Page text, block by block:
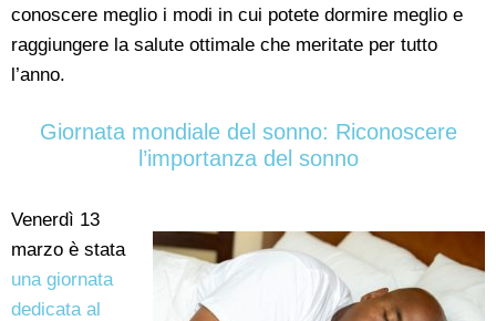
conoscere meglio i modi in cui potete dormire meglio e
raggiungere la salute ottimale che meritate per tutto
l’anno.
Giornata mondiale del sonno: Riconoscere
l’importanza del sonno
Venerdì 13
marzo è stata
una giornata
dedicata al